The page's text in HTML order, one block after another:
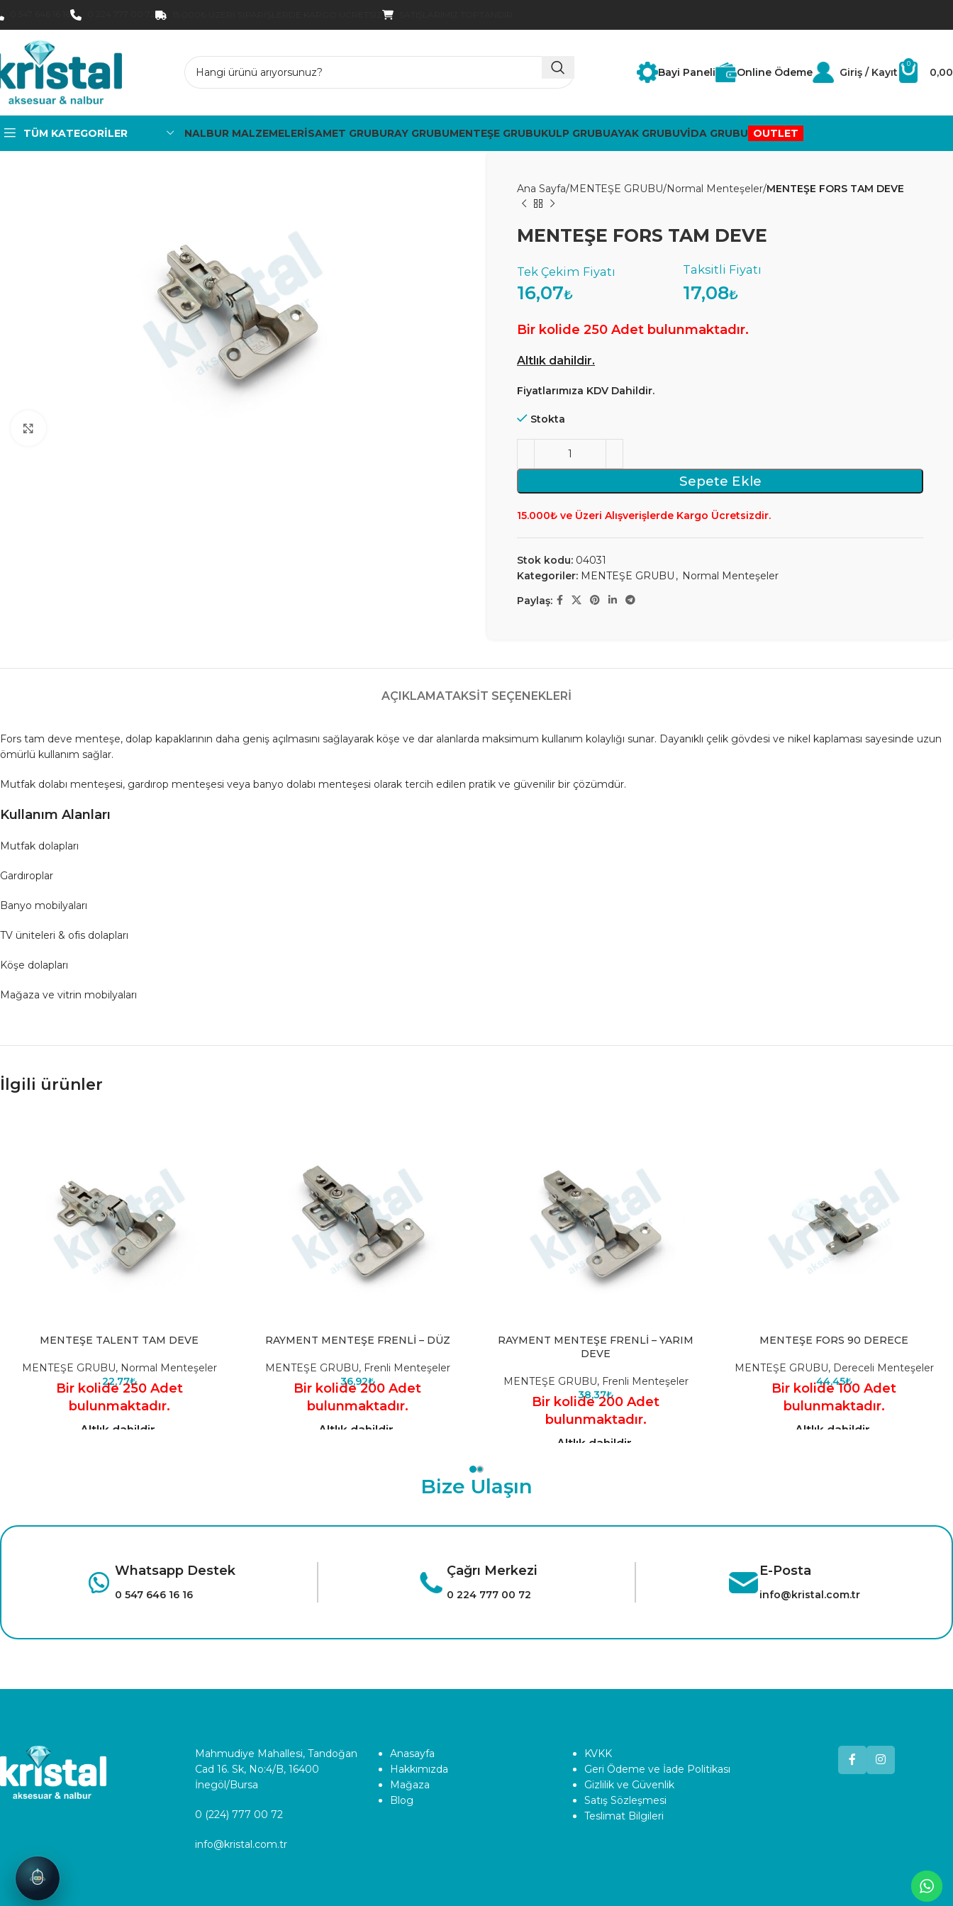
Bayi Paneli Online Ödeme Giriş / Kayıt
0
0,00
TÜM KATEGORILER NALBUR MALZEMELERİSAMET GRUBURAY GRUBUMENTEŞE GRUBUKULP GRUBUAYAK GRUBUVİDA GRUBU OUTLET
Ana Sayfa MENTEŞE GRUBU Normal Menteşeler MENTEŞE FORS TAM DEVE
MENTEŞE FORS TAM DEVE
16,07₺ 17,08₺
Bir kolide 250 Adet bulunmaktadır.
Altlık dahildir.
Fiyatlarımıza KDV Dahildir.
Stokta
Sepete Ekle
15.000₺ ve Üzeri Alışverişlerde Kargo Ücretsizdir.
Stok kodu: 04031
Kategoriler: MENTEŞE GRUBU , Normal Menteşeler
Paylaş:
AÇIKLAMATAKSIT SEÇENEKLERI
Fors tam deve menteşe, dolap kapaklarının daha geniş açılmasını sağlayarak köşe ve dar alanlarda maksimum kullanım kolaylığı sunar. Dayanıklı çelik gövdesi ve nikel kaplaması sayesinde uzun
ömürlü kullanım sağlar.
Mutfak dolabı menteşesi, gardırop menteşesi veya banyo dolabı menteşesi olarak tercih edilen pratik ve güvenilir bir çözümdür.
Kullanım Alanları
Mutfak dolapları
Gardıroplar
Banyo mobilyaları
TV üniteleri & ofis dolapları
Köşe dolapları
Mağaza ve vitrin mobilyaları
İlgili ürünler
MENTEŞE TALENT TAM DEVE
MENTEŞE GRUBU, Normal Menteşeler
22,77₺
Bir kolide 250 Adet
bulunmaktadır.
Altlık dahildir.
RAYMENT MENTEŞE FRENLİ – DÜZ
MENTEŞE GRUBU, Frenli Menteşeler
36,92₺
Bir kolide 200 Adet
bulunmaktadır.
Altlık dahildir.
RAYMENT MENTEŞE FRENLİ – YARIM
DEVE
MENTEŞE GRUBU, Frenli Menteşeler
38,37₺
Bir kolide 200 Adet
bulunmaktadır.
Altlık dahildir.
MENTEŞE FORS 90 DERECE
MENTEŞE GRUBU, Dereceli Menteşeler
44,45₺
Bir kolide 100 Adet
bulunmaktadır.
Altlık dahildir.
Bize Ulaşın
Whatsapp Destek
0 547 646 16 16
Çağrı Merkezi
0 224 777 00 72
E-Posta
info@kristal.com.tr
Mahmudiye Mahallesi, Tandoğan
Cad 16. Sk, No:4/B, 16400
İnegöl/Bursa
0 (224) 777 00 72
info@kristal.com.tr
Anasayfa
Hakkımızda
Mağaza
Blog
KVKK
Geri Ödeme ve İade Politikası
Gizlilik ve Güvenlik
Satış Sözleşmesi
Teslimat Bilgileri